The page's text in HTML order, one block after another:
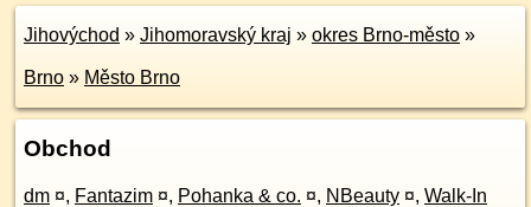
Jihovýchod » Jihomoravský kraj » okres Brno-město »
Brno » Město Brno
Obchod
dm ¤, Fantazim ¤, Pohanka & co. ¤, NBeauty ¤, Walk-In